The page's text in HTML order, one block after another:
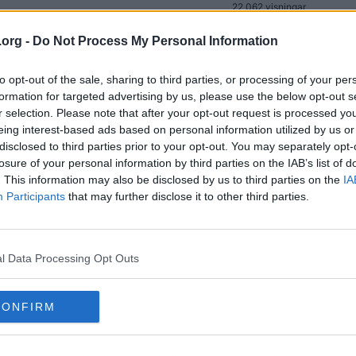
- Do Not Process My Personal Information
opt-out of the sale, sharing to third parties, or processing of your
for targeted advertising by us, please use the below opt-out
selection. Please note that after your opt-out request is processed
interest-based ads based on personal information utilized by us
to third parties prior to your opt-out. You may separately
of your personal information by third parties on the IAB’s list of
This information may also be disclosed by us to third parties on the
Participants that may further disclose it to other third parties.
Data Processing Opt Outs
22 062 visningar
1 664 610 visningar
22 599 visningar
12 745 svar
1 550 140 visningar
22 svar
4 732 visningar
70 547 visningar
13 svar